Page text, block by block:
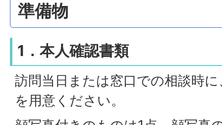
準備物
1．本人確認書類
訪問当日または窓口での相談時
を用意ください。